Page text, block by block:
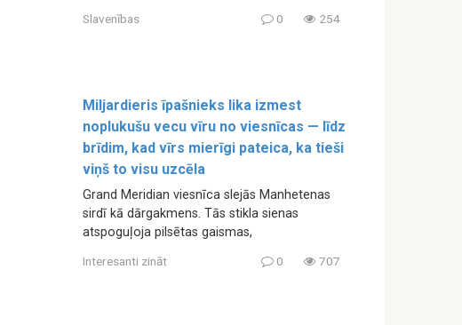
Slavenības 0 254
Miljardieris īpašnieks lika izmest
noplukušu vecu vīru no viesnīcas — līdz
brīdim, kad vīrs mierīgi pateica, ka tieši
viņš to visu uzcēla
Grand Meridian viesnīca slejās Manhetenas
sirdī kā dārgakmens. Tās stikla sienas
atspoguļoja pilsētas gaismas,
Interesanti zināt 0 707